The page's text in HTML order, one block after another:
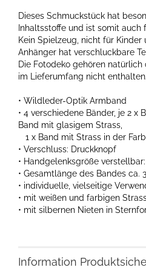
Dieses Schmuckstück hat
Inhaltsstoffe und ist somit
Kein Spielzeug, nicht für Kinder
Anhänger hat verschluckbare
Die Fotodeko gehören
im Lieferumfang nicht enthalten.
• Wildleder-Optik Armband
• 4 verschiedene Bänder, je 2 x
Band mit glasigem Strass,
1 x Band mit Strass in der
• Verschluss: Druckknopf
• Handgelenksgröße
• Gesamtlänge des Bandes ca.
• individuelle, vielseitige
• mit weißen und farbigen
• mit silbernen Nieten in
Information